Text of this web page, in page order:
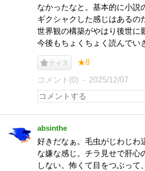
なかったなと。基本的に小説
ギクシャクした感じはあるの
世界観の構築がやはり後世に
今後もちょくちょく読んでい
ナイス ★8
コメント(0) 2025/12/07
absinthe
好きだなぁ。毛虫がじわじわ
な嫌な感じ。チラ見せで肝心
しない。怖くて目をつぶって